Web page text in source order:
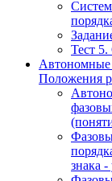
Тест
Автономные
Положения
знака -